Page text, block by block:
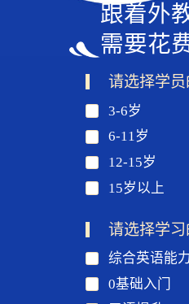
跟着外
需要花
请选择学
3-6岁
6-11岁
12-15岁
15岁以上
请选择学
综合英语能
0基础入门